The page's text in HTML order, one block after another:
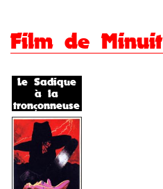
Film de Minuit
Le Sadique
à la
tronçonneuse